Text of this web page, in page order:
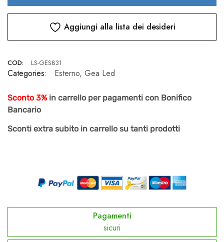
Aggiungi alla lista dei desideri
COD: LS-GES831
Categories: Esterno, Gea Led
Sconto 3% in carrello per pagamenti con Bonifico
Bancario
Sconti extra subito in carrello su tanti prodotti
Pagamenti
sicuri